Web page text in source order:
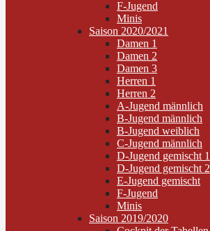
F-Jugend
Minis
Saison 2020/2021
Damen 1
Damen 2
Damen 3
Herren 1
Herren 2
A-Jugend männlich
B-Jugend männlich
B-Jugend weiblich
C-Jugend männlich
D-Jugend gemischt 1
D-Jugend gemischt 2
E-Jugend gemischt
F-Jugend
Minis
Saison 2019/2020